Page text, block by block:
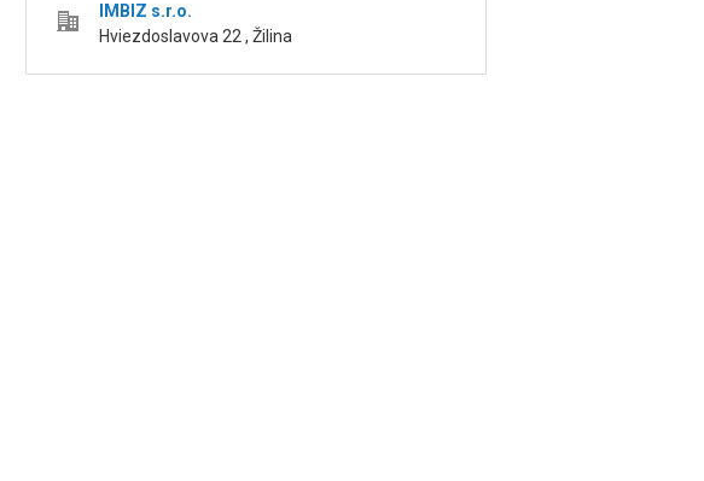
IMBIZ s.r.o.
Hviezdoslavova 22 , Žilina